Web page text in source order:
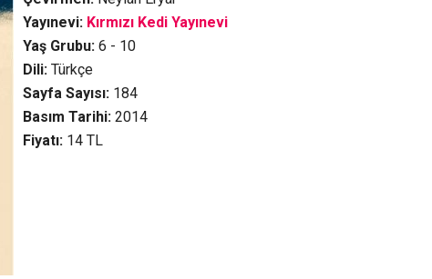
Yayınevi: Kırmızı Kedi Yayınevi
Yaş Grubu:6 - 10
Dili: Türkçe
Sayfa Sayısı: 184
Basım Tarihi: 2014
Fiyatı: 14TL